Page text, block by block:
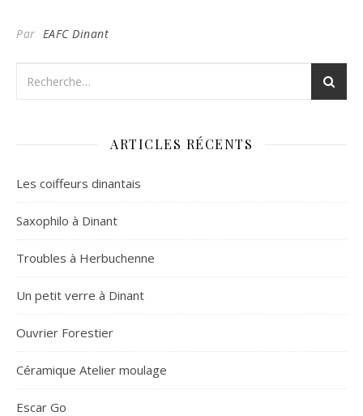
Par EAFC Dinant
ARTICLES RÉCENTS
Les coiffeurs dinantais
Saxophilo à Dinant
Troubles à Herbuchenne
Un petit verre à Dinant
Ouvrier Forestier
Céramique Atelier moulage
Escar Go